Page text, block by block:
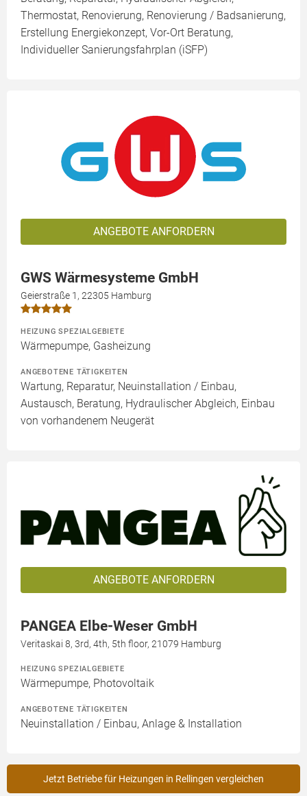
Thermostat, Renovierung, Renovierung / Badsanierung,
Erstellung Energiekonzept, Vor-Ort Beratung,
Individueller Sanierungsfahrplan (iSFP)
ANGEBOTE ANFORDERN
GWS Wärmesysteme GmbH
Geierstraße 1, 22305 Hamburg
HEIZUNG SPEZIALGEBIETE
Wärmepumpe, Gasheizung
ANGEBOTENE TÄTIGKEITEN
Wartung, Reparatur, Neuinstallation / Einbau,
Austausch, Beratung, Hydraulischer Abgleich, Einbau
von vorhandenem Neugerät
ANGEBOTE ANFORDERN
PANGEA Elbe-Weser GmbH
Veritaskai 8, 3rd, 4th, 5th floor, 21079 Hamburg
HEIZUNG SPEZIALGEBIETE
Wärmepumpe, Photovoltaik
ANGEBOTENE TÄTIGKEITEN
Neuinstallation / Einbau, Anlage & Installation
Jetzt Betriebe für Heizungen in Rellingen vergleichen